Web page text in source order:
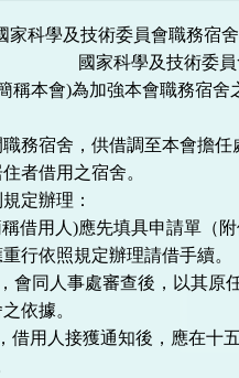
家科學及技術委員會職務宿
國家科學及技術委
稱本會)為加強本會職務宿舍
務宿舍，供借調至本會擔
者借用之宿舍。
定辦理：
稱借用人)應先填具申請單（
行依照規定辦理請借手續。
會同人事處審查後，以其原
依據。
借用人接獲通知後，應在十